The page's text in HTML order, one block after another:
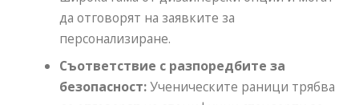
да отговорят на заявките за
персонализиране.
Съответствие с разпоредбите за
безопасност:Ученическите раници трябва